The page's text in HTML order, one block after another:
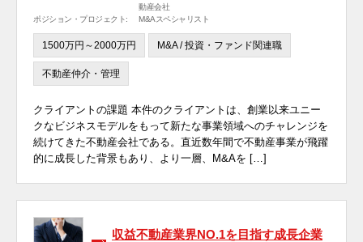
動産会社
ポジション・プロジェクト:
M&Aスペシャリスト
1500万円～2000万円 M&A / 投資・ファンド関連職
不動産仲介・管理
クライアントの課題 本件のクライアントは、創業以来ユニー
クなビジネスモデルをもって新たな事業領域へのチャレンジを
続けてきた不動産会社である。直近数年間で不動産事業が飛躍
的に成長した背景もあり、より一層、M&Aを […]
収益不動産業界NO.1を目指す成長企業